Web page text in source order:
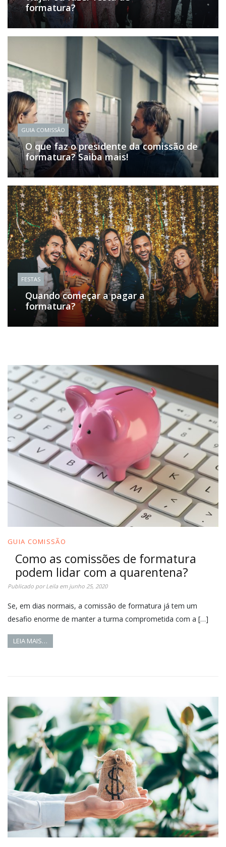
formatura?
GUIA COMISSÃO
O que faz o presidente da comissão de
formatura? Saiba mais!
FESTAS
Quando começar a pagar a
formatura?
GUIA COMISSÃO
Como as comissões de formatura
podem lidar com a quarentena?
Publicado porLeilaem junho 25, 2020
Se, em dias normais, a comissão de formatura já tem um
desafio enorme de manter a turma comprometida com a […]
LEIA MAIS…